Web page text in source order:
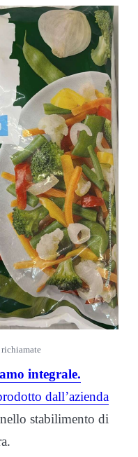
richiamate
integrale.
dall’azienda
stabilimento di